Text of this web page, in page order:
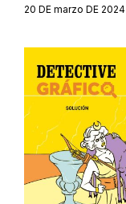
20 DE marzo DE 2024